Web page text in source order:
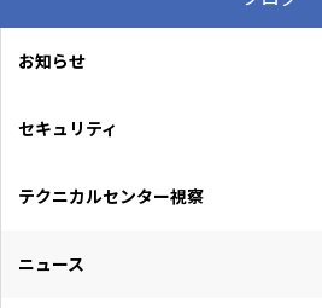
お知らせ
セキュリティ
テクニカルセンター視察
ニュース